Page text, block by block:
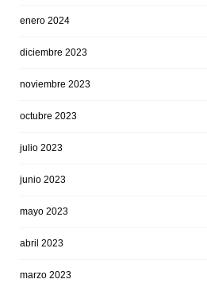
enero 2024
diciembre 2023
noviembre 2023
octubre 2023
julio 2023
junio 2023
mayo 2023
abril 2023
marzo 2023